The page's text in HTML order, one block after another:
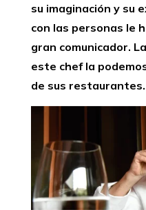
su imaginación y su
con las personas le
gran comunicador.
este chef la
de sus restaurantes.